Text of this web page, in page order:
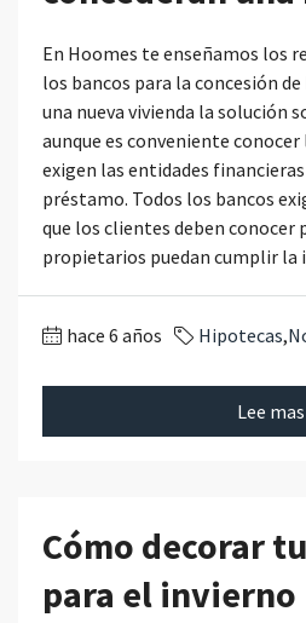
En Hoomes te enseñamos los
los bancos para la concesión
una nueva vivienda la solución
aunque es conveniente
exigen las entidades
préstamo. Todos los bancos
que los clientes deben conocer
propietarios puedan cumplir la
hace 6 años Hipotecas,
Lee mas
Cómo decorar
para el invierno